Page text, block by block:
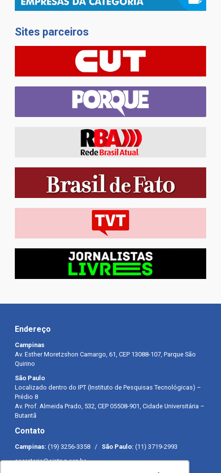
Sites parceiros
Endereço
Campinas
Av. Esther Moretzshon Camargo, 61, CEP 13088-107, Parque São
Quirino
São Paulo
Localizado dentro do IPT (Instituto de Pesquisas Tecnológicas) –
Prédio 8
Av. Prof. Almeida Prado, 532, CEP 05508-901, Cidade Universitária –
Butantã
Contato
Campinas: (19) 3256-3358 / São Paulo: (11) 3719-2993
secretaria@sintpq.org.br